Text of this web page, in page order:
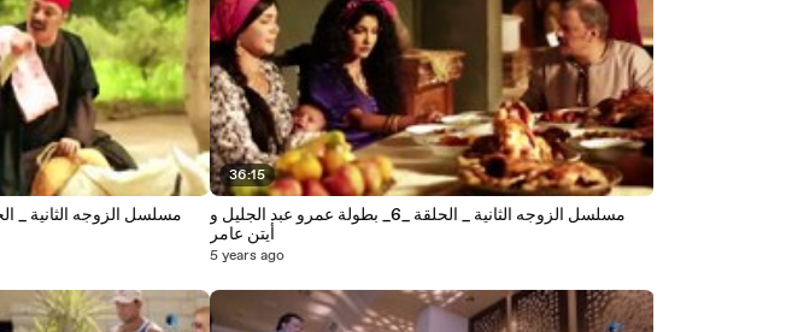
36:15
مسلسل الزوجه الثانية _ الحلقة _6_ بطولة عمرو عبد الجليل و
أيتن عامر
5 years ago